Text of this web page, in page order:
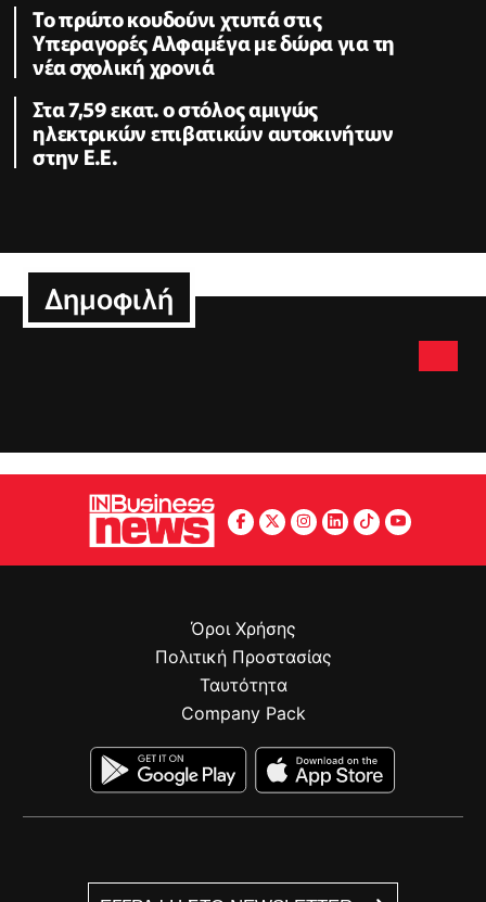
Το πρώτο κουδούνι χτυπά στις
Υπεραγορές Αλφαμέγα με δώρα για τη
νέα σχολική χρονιά
Στα 7,59 εκατ. ο στόλος αμιγώς
ηλεκτρικών επιβατικών αυτοκινήτων
στην Ε.Ε.
Δημοφιλή
Όροι Χρήσης
Πολιτική Προστασίας
Ταυτότητα
Company Pack